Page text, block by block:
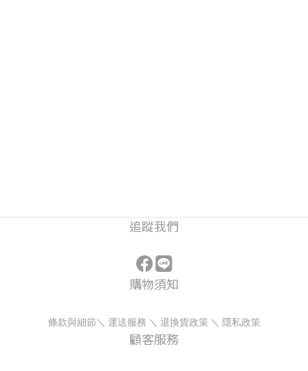
追蹤我們
購物須知
條款與細節＼ 運送服務 ＼ 退換貨政策 ＼ 隱私政策
顧客服務